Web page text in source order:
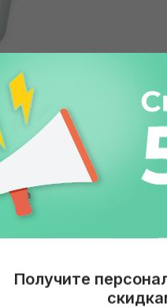
Получите